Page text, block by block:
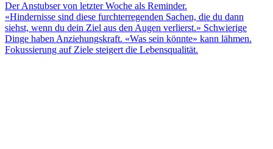
Der Anstubser von letzter Woche als Reminder.
«Hindernisse sind diese furchterregenden Sachen, die du dann
siehst, wenn du dein Ziel aus den Augen verlierst.» Schwierige
Dinge haben Anziehungskraft. «Was sein könnte» kann lähmen.
Fokussierung auf Ziele steigert die Lebensqualität.